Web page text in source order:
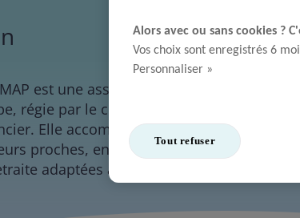
est une association souscriptrice de
régie par le code des assurances et le
Elle accompagne les professionnels
proches, en leur proposant des
adaptées à leurs besoins.
Alors avec ou sans cookies ?
Vos choix sont enregistrés 6
Personnaliser »
Tout refuser